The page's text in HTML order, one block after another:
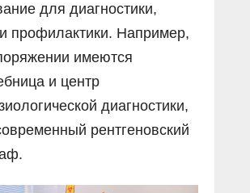
для диагностики,
профилактики. Например,
имеются
и центр
диагностики,
рентгеновский